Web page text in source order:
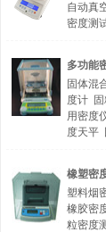
自动真
密度测
多功能
固体混
度计
用密度
度天平
橡塑密
塑料烟
橡胶密
粒密度